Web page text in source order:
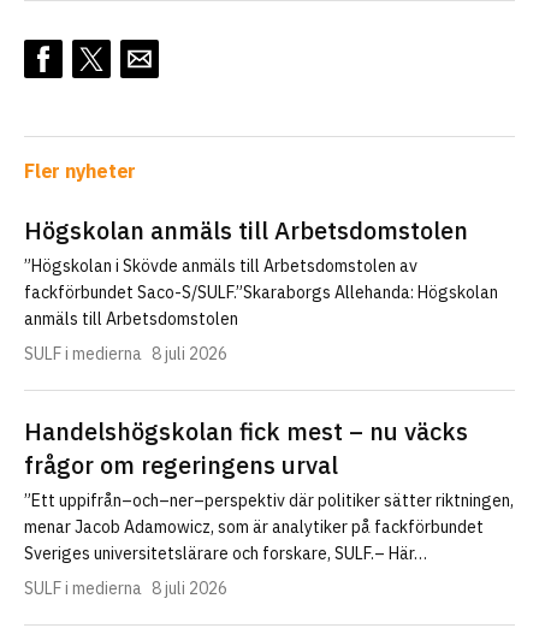
Fler nyheter
Högskolan anmäls till Arbetsdomstolen
”Högskolan i Skövde anmäls till Arbetsdomstolen av
fackförbundet Saco-S/SULF.”Skaraborgs Allehanda: Högskolan
anmäls till Arbetsdomstolen
SULF i medierna 8 juli 2026
Handelshögskolan fick mest – nu väcks
frågor om regeringens urval
”Ett uppifrån–och–ner–perspektiv där politiker sätter riktningen,
menar Jacob Adamowicz, som är analytiker på fackförbundet
Sveriges universitetslärare och forskare, SULF.– Här…
SULF i medierna 8 juli 2026